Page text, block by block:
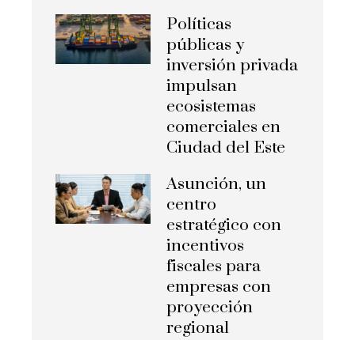
Políticas
públicas y
inversión privada
impulsan
ecosistemas
comerciales en
Ciudad del Este
Asunción, un
centro
estratégico con
incentivos
fiscales para
empresas con
proyección
regional